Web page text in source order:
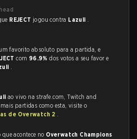
REJECT jogou contra Lazuli .
favorito absoluto para a partida, e
com 96.9%dos votos a seu favor e
.
ao vivo na strafe.com, Twitch and
partidas como esta, visite o
de Overwatch 2 .
acontece no Overwatch Champions